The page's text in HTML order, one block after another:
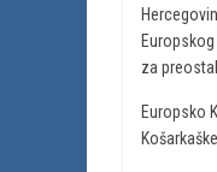
za
Europsko